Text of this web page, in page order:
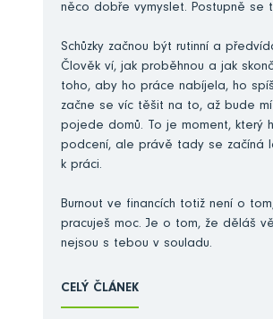
něco dobře vymyslet. Postupně se
Schůzky začnou být rutinní a
Člověk ví, jak proběhnou a jak
toho, aby ho práce nabíjela, ho
začne se víc těšit na to, až bude
pojede domů. To je moment, který
podcení, ale právě tady se začíná
k práci.
Burnout ve financích totiž není o
pracuješ moc. Je o tom, že děláš
nejsou s tebou v souladu.
CELÝ ČLÁNEK